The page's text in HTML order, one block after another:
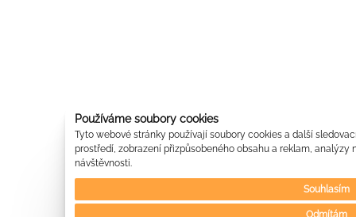
Používáme soubory cookies
Tyto webové stránky používají soubory cookies a další
prostředí, zobrazení přizpůsobeného obsahu a reklam,
návštěvnosti.
Souhlasím
Odmítám